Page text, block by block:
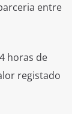
entre
horas de
registado